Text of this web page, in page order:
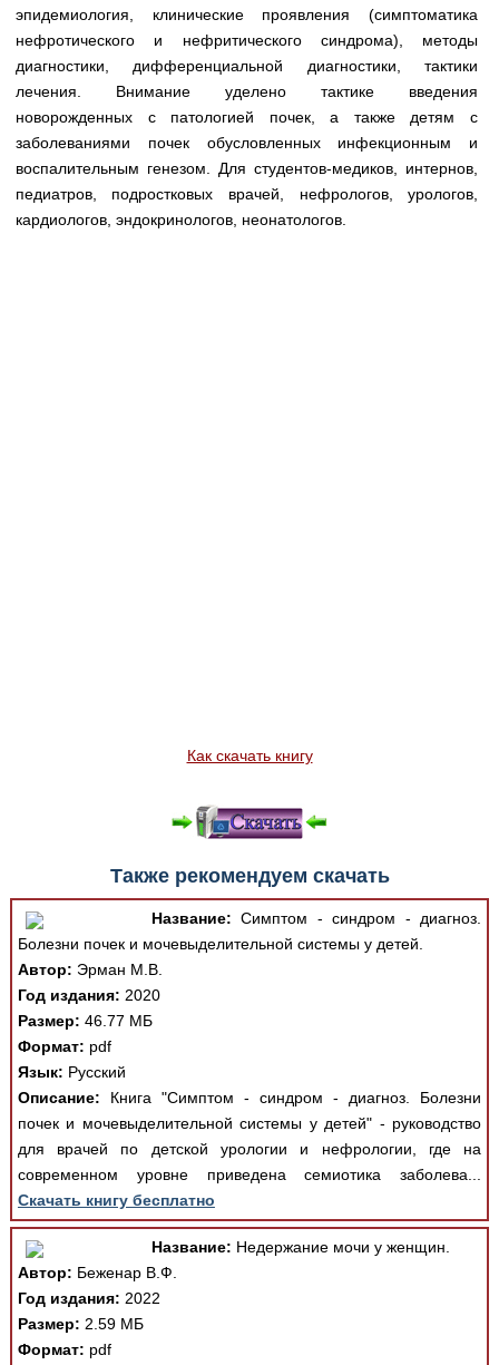
FAQ
эпидемиология, клинические проявления (симптоматика
нефротического и нефритического синдрома), методы
диагностики, дифференциальной диагностики, тактики
лечения. Внимание уделено тактике введения
новорожденных с патологией почек, а также детям с
заболеваниями почек обусловленных инфекционным и
воспалительным генезом. Для студентов-медиков, интернов,
педиатров, подростковых врачей, нефрологов, урологов,
кардиологов, эндокринологов, неонатологов.
Как скачать книгу
Также рекомендуем скачать
Название: Симптом - синдром - диагноз.
Болезни почек и мочевыделительной системы у детей.
Автор: Эрман М.В.
Год издания: 2020
Размер: 46.77 МБ
Формат: pdf
Язык: Русский
Описание: Книга "Симптом - синдром - диагноз. Болезни
почек и мочевыделительной системы у детей" - руководство
для врачей по детской урологии и нефрологии, где на
современном уровне приведена семиотика заболева...
Скачать книгу бесплатно
Название: Недержание мочи у женщин.
Автор: Беженар В.Ф.
Год издания: 2022
Размер: 2.59 МБ
Формат: pdf